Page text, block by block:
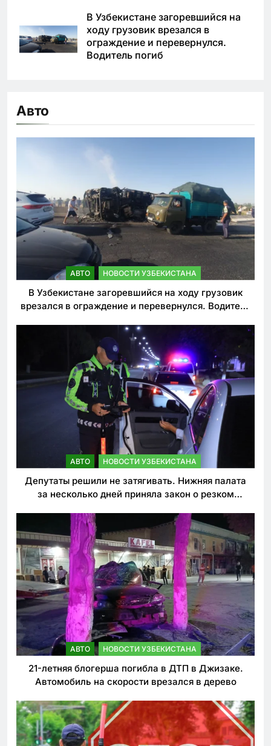
В Узбекистане загоревшийся на
ходу грузовик врезался в
ограждение и перевернулся.
Водитель погиб
Авто
АВТО НОВОСТИ УЗБЕКИСТАНА
В Узбекистане загоревшийся на ходу грузовик
врезался в ограждение и перевернулся. Водитель
АВТО НОВОСТИ УЗБЕКИСТАНА
Депутаты решили не затягивать. Нижняя палата
за несколько дней приняла закон о резком
АВТО НОВОСТИ УЗБЕКИСТАНА
21-летняя блогерша погибла в ДТП в Джизаке.
Автомобиль на скорости врезался в дерево